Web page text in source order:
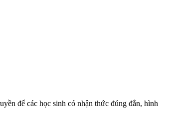
để các học sinh có nhận thức đúng đắn, hình